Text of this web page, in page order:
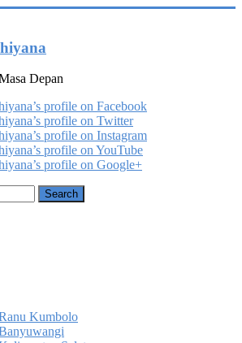
Depan
profile on Facebook
profile on Twitter
profile on Instagram
profile on YouTube
profile on Google+
Kumbolo